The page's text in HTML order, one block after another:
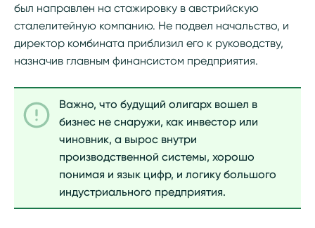
был направлен на стажировку в австрийскую
сталелитейную компанию. Не подвел начальство, и
директор комбината приблизил его к руководству,
назначив главным финансистом предприятия.
Важно, что будущий олигарх вошел в
бизнес не снаружи, как инвестор или
чиновник, а вырос внутри
производственной системы, хорошо
понимая и язык цифр, и логику большого
индустриального предприятия.